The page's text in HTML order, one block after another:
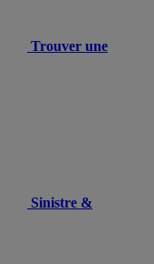
Trouver une
Sinistre &